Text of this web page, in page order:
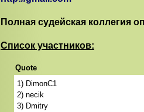
Полная судейская коллегия
Список участников:
Quote
1) DimonC1
2) necik
3) Dmitry